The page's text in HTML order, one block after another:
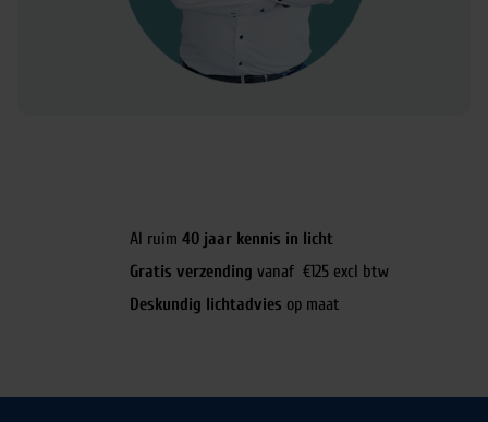
Al ruim 40 jaar kennis in licht
Gratis verzending vanaf €125 excl btw
Deskundig lichtadvies op maat